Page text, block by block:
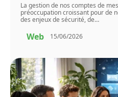
La gestion de nos comptes de
préoccupation croissant pour de
des enjeux de sécurité, de…
Web 15/06/2026